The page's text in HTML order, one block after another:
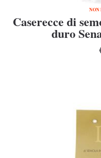
NON
Caserecce di
duro